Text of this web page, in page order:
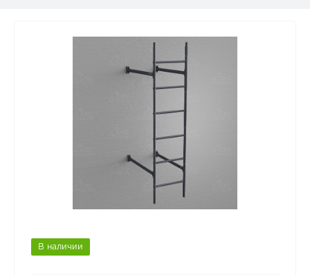
В наличии